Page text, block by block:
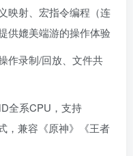
映射、宏指令编程（连
供媲美端游的操作体验
作录制/回放、文件共
全系CPU，支持
，兼容《原神》《王者